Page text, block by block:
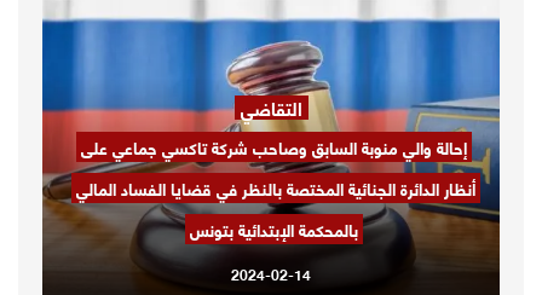
التقاضي
إحالة والي منوبة السابق وصاحب شركة تاكسي جماعي على
أنظار الدائرة الجنائية المختصة بالنظر في قضايا الفساد المالي
بالمحكمة الإبتدائية بتونس
2024-02-14